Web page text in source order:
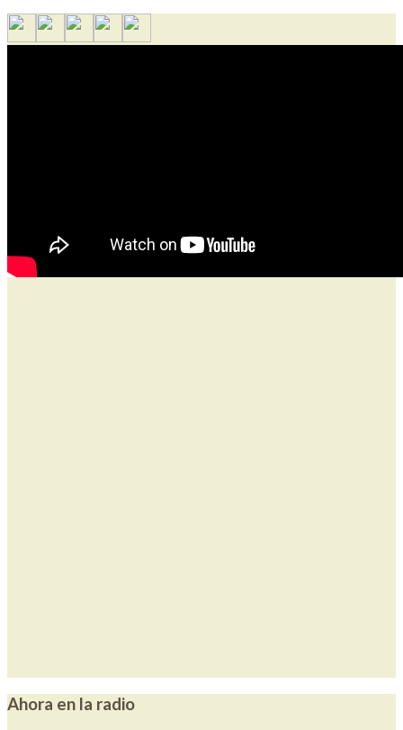
Ahora en la radio